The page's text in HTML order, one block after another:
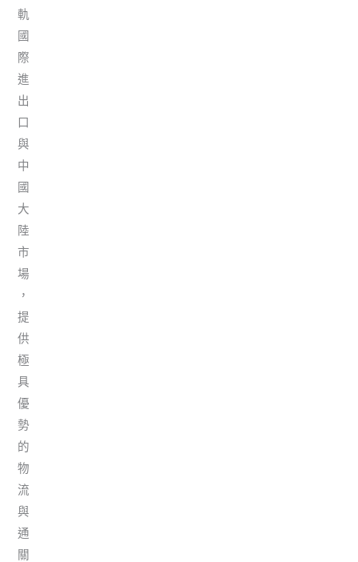
軌
國
際
進
出
口
與
中
國
大
陸
市
場
，
提
供
極
具
優
勢
的
物
流
與
通
關